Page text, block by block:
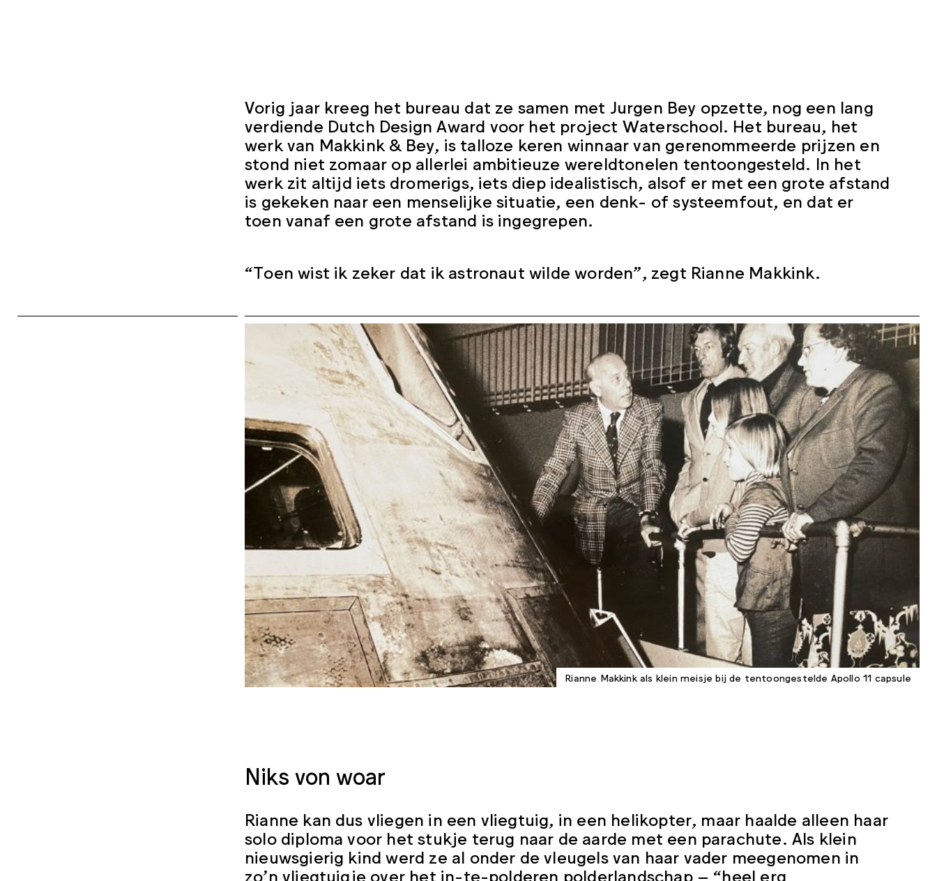
Vorig jaar kreeg het bureau dat ze samen met Jurgen Bey opzette, nog een lang
verdiende Dutch Design Award voor het project Waterschool. Het bureau, het
werk van Makkink & Bey, is talloze keren winnaar van gerenommeerde prijzen en
stond niet zomaar op allerlei ambitieuze wereldtonelen tentoongesteld. In het
werk zit altijd iets dromerigs, iets diep idealistisch, alsof er met een grote afstand
is gekeken naar een menselijke situatie, een denk- of systeemfout, en dat er
toen vanaf een grote afstand is ingegrepen.
“Toen wist ik zeker dat ik astronaut wilde worden”, zegt Rianne Makkink.
Rianne Makkink als klein meisje bij de tentoongestelde Apollo 11 capsule
Niks von woar
Rianne kan dus vliegen in een vliegtuig, in een helikopter, maar haalde alleen haar
solo diploma voor het stukje terug naar de aarde met een parachute. Als klein
nieuwsgierig kind werd ze al onder de vleugels van haar vader meegenomen in
zo’n vliegtuigje over het in-te-polderen polderlandschap – “heel erg